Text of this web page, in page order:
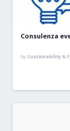
Consulenza
by Sustainability &